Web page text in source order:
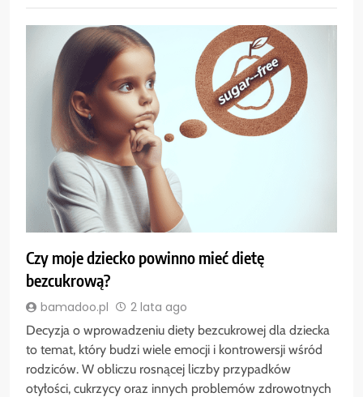
Czy moje dziecko powinno mieć dietę
bezcukrową?
bamadoo.pl 2 lata ago
Decyzja o wprowadzeniu diety bezcukrowej dla dziecka
to temat, który budzi wiele emocji i kontrowersji wśród
rodziców. W obliczu rosnącej liczby przypadków
otyłości, cukrzycy oraz innych problemów zdrowotnych